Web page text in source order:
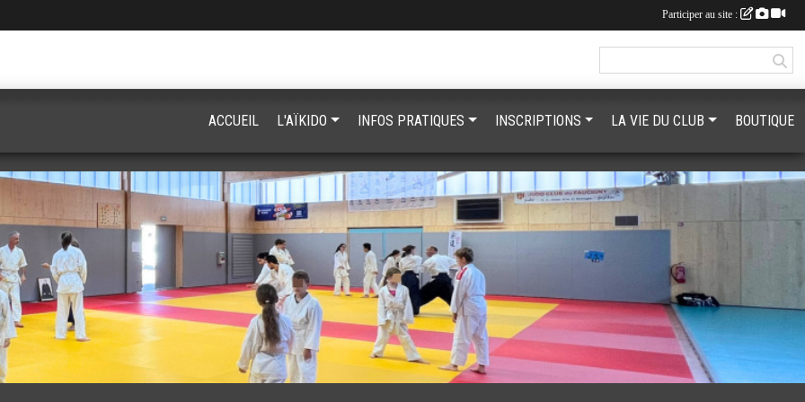
ACCUEIL L'AÏKIDO INFOS PRATIQUES INSCRIPTIONS LA VIE DU CLUB BOUTIQUE
Participer au site :